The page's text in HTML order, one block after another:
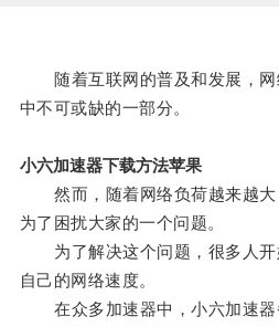
随着互联网的普及和发展，网
中不可或缺的一部分。
小六加速器下载方法苹果
然而，随着网络负荷越来越大
为了困扰大家的一个问题。
为了解决这个问题，很多人开
自己的网络速度。
在众多加速器中，小六加速器